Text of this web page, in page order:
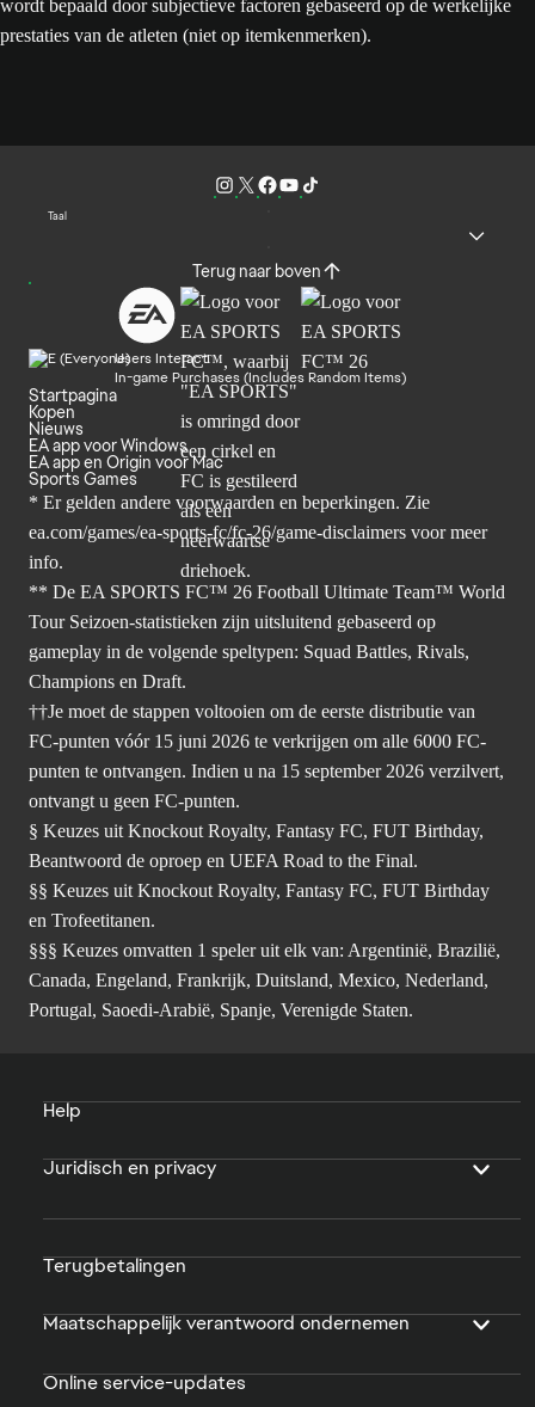
wordt bepaald door subjectieve factoren gebaseerd op de werkelijke
prestaties van de atleten (niet op itemkenmerken).
Taal
Terug naar boven
Users Interact
In-game Purchases (Includes Random Items)
Startpagina
Kopen
Nieuws
EA app voor Windows
EA app en Origin voor Mac
Sports Games
* Er gelden andere voorwaarden en beperkingen. Zie
ea.com/games/ea-sports-fc/fc-26/game-disclaimers voor meer
info.
** De EA SPORTS FC™ 26 Football Ultimate Team™ World
Tour Seizoen-statistieken zijn uitsluitend gebaseerd op
gameplay in de volgende speltypen: Squad Battles, Rivals,
Champions en Draft.
††Je moet de stappen voltooien om de eerste distributie van
FC-punten vóór 15 juni 2026 te verkrijgen om alle 6000 FC-
punten te ontvangen. Indien u na 15 september 2026 verzilvert,
ontvangt u geen FC-punten.
§ Keuzes uit Knockout Royalty, Fantasy FC, FUT Birthday,
Beantwoord de oproep en UEFA Road to the Final.
§§ Keuzes uit Knockout Royalty, Fantasy FC, FUT Birthday
en Trofeetitanen.
§§§ Keuzes omvatten 1 speler uit elk van: Argentinië, Brazilië,
Canada, Engeland, Frankrijk, Duitsland, Mexico, Nederland,
Portugal, Saoedi-Arabië, Spanje, Verenigde Staten.
Help
Juridisch en privacy
Terugbetalingen
Maatschappelijk verantwoord ondernemen
Online service-updates